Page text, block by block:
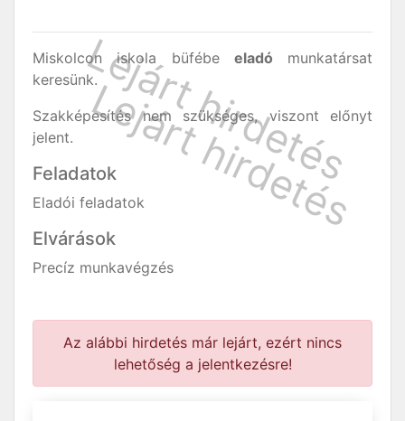
Miskolcon iskola büfébe eladó munkatársat
keresünk.
Szakképesítés nem szükséges, viszont előnyt
jelent.
Feladatok
Eladói feladatok
Elvárások
Precíz munkavégzés
Az alábbi hirdetés már lejárt, ezért nincs
lehetőség a jelentkezésre!